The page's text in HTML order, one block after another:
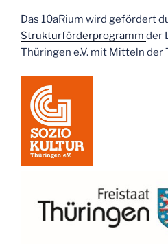
Das 10aRium wird gefördert
Strukturförderprogramm der
Thüringen e.V. mit Mitteln der